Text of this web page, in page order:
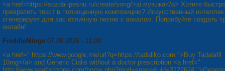
<a href=https://sozdai-pesnu.ru/create/song/>ai музыка</a> Хотите быстро
превратить текст в полноценную композицию? Искусственный
сгенерирует для вас отличную песню с вокалом. Попробуйте создать
онлайн!
FreddieMinge 07.08.2026 - 11:09
<a href=" https://www.google.me/url?q=https://tadaliko.com ">Buy Tadalafil
10mg</a> and Generic Cialis without a doctor prescription <a href="